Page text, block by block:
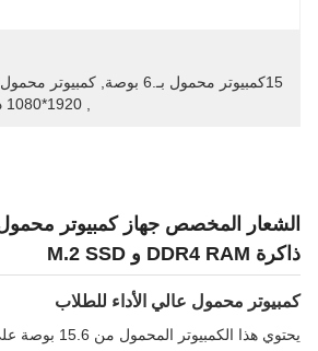
15كمبيوتر محمول بـ.6 بوصة
كمبيوتر محمول Intel Core I7 1355U
1920*1080 دقة الكمبيوتر المحمول
ذاكرة DDR4 RAM و M.2 SSD
كمبيوتر محمول عالي الأداء للطلاب